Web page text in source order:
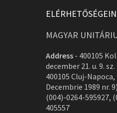
MAGYAR
Address - 400105
december 21. u. 9.
400105 Cluj-Napoca,
Decembrie 1989 nr.
(004)-0264-595927,
405557